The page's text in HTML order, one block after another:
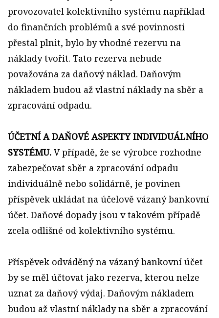
provozovatel kolektivního systému například
do finančních problémů a své povinnosti
přestal plnit, bylo by vhodné rezervu na
náklady tvořit. Tato rezerva nebude
považována za daňový náklad. Daňovým
nákladem budou až vlastní náklady na sběr a
zpracování odpadu.
ÚČETNÍ A DAŇOVÉ ASPEKTY INDIVIDUÁLNÍHO
SYSTÉMU. V případě, že se výrobce rozhodne
zabezpečovat sběr a zpracování odpadu
individuálně nebo solidárně, je povinen
příspěvek ukládat na účelově vázaný bankovní
účet. Daňové dopady jsou v takovém případě
zcela odlišné od kolektivního systému.
Příspěvek odváděný na vázaný bankovní účet
by se měl účtovat jako rezerva, kterou nelze
uznat za daňový výdaj. Daňovým nákladem
budou až vlastní náklady na sběr a zpracování